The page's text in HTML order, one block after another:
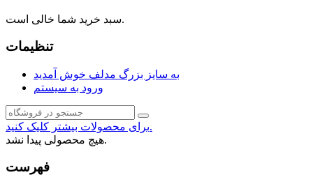
سبد خرید شما خالی است.
تنظیمات
به سایز بزرگ مدلف خوش آمدید
ورود به سیستم
برای محصولات بیشتر کلیک کنید.
هیچ محصولی پیدا نشد.
فهرست